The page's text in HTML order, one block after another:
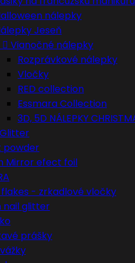
nálepky
Jeseň
 Vianočné nálepky
Rozprávkové nálepky
Vločky
RED collection
Essmara Collection
3D, 5D NÁLEPKY
powder
Mirror efect foil
- zrkadlové vločky
nail glitter
prášky